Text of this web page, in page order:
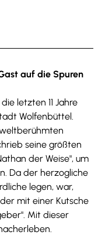
auf die Spuren
letzten 11 Jahre
Wolfenbüttel.
seine größten
der Weise", um
Da der herzogliche
legen, war,
mit einer Kutsche
Mit dieser